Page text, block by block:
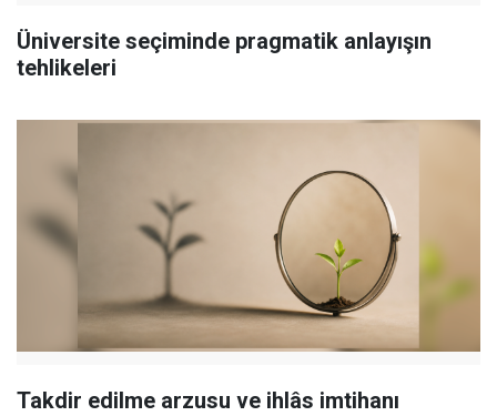
Üniversite seçiminde pragmatik anlayışın
tehlikeleri
Takdir edilme arzusu ve ihlâs imtihanı